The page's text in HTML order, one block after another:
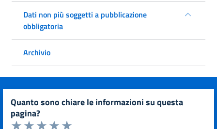
Dati non più soggetti a pubblicazione
obbligatoria
Archivio
quanto sono chiare le informazioni su questa
pagina?
Valuta da 1 a 5 stelle la pagina